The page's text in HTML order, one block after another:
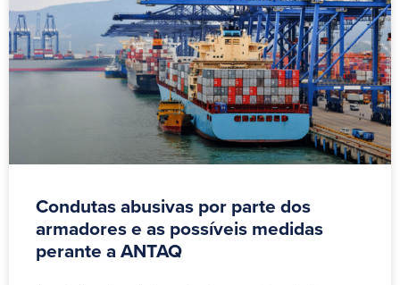
Condutas abusivas por parte dos
armadores e as possíveis medidas
perante a ANTAQ